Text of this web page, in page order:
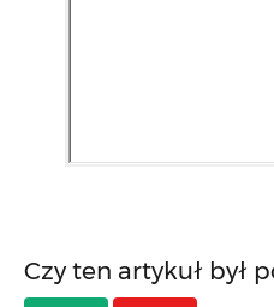
Czy ten artykuł był